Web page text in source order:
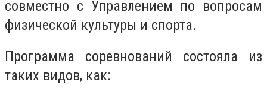
совместно с Управлением по вопросам
физической культуры и спорта.
Программа соревнований состояла из
таких видов, как: